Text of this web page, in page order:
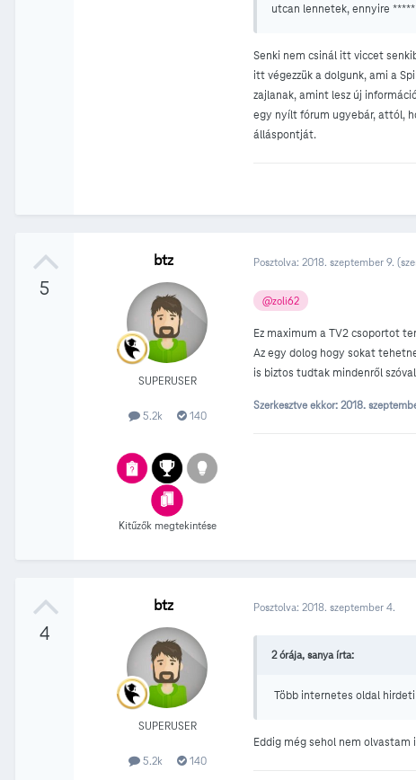
utcan lennetek, ennyire *****
Senki nem csinál itt viccet
itt végezzük a dolgunk, ami a
zajlanak, amint lesz új
egy nyílt fórum ugyebár, attól,
álláspontját.
5
btz
SUPERUSER
5.2k 140
Kitűzők megtekintése
Posztolva: 2018. szeptember 9.
@zoli62
Ez maximum a TV2 csoportot
Az egy dolog hogy sokat
is biztos tudtak mindenről
Szerkesztve ekkor: 2018.
4
btz
SUPERUSER
5.2k 140
Posztolva: 2018. szeptember 4.
2 órája, sanya írta:
Több internetes oldal
Eddig még sehol nem